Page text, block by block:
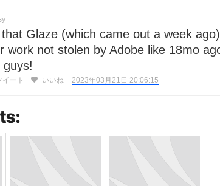
July 2025】マリナと過ごしたイタリア
での最後の仕事【帰国前最後の一週間】さよな
Italy VLOG | Awesome things to do in Lake
ーメン】人生初の二郎系ラーメン！イタリア人
ミナ-4K吹替音声収録版 SPECIAL-（4K ULTRA HD
work not stolen by Adobe like 18mo
イート いいね 2023年03月21日 20:06:15